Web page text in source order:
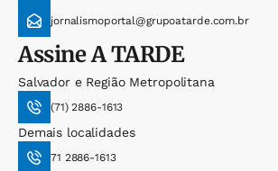
jornalismoportal@grupoatarde.com.br
AssineA TARDE
Salvador e Região Metropolitana
(71) 2886-1613
Demais localidades
71 2886-1613